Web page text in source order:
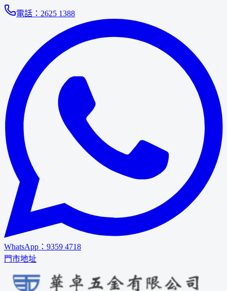
電話： 2625 1388
WhatsApp： 9359 4718
門市地址